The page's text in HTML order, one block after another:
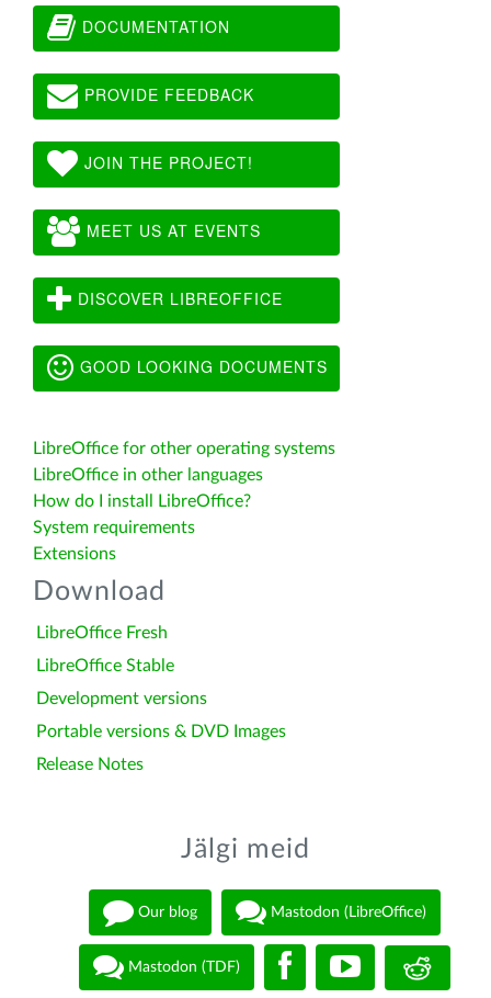
DOCUMENTATION
PROVIDE FEEDBACK
JOIN THE PROJECT!
MEET US AT EVENTS
DISCOVER LIBREOFFICE
GOOD LOOKING DOCUMENTS
LibreOffice for other operating systems
LibreOffice in other languages
How do I install LibreOffice?
System requirements
Extensions
Download
LibreOffice Fresh
LibreOffice Stable
Development versions
Portable versions & DVD Images
Release Notes
Jälgi meid
Our blog Mastodon (LibreOffice)
Mastodon (TDF)